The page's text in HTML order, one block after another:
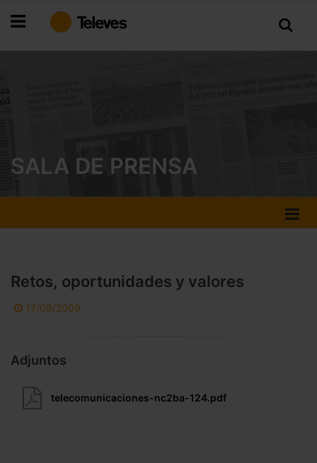
al
SALA DE PRENSA
Retos, oportunidades y valores
17/09/2009
Adjuntos
telecomunicaciones-nc2ba-124.pdf